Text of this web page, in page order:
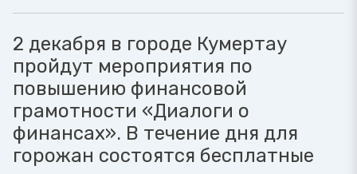
2 декабря в городе Кумертау
пройдут мероприятия по
повышению финансовой
грамотности «Диалоги о
финансах». В течение дня для
горожан состоятся бесплатные